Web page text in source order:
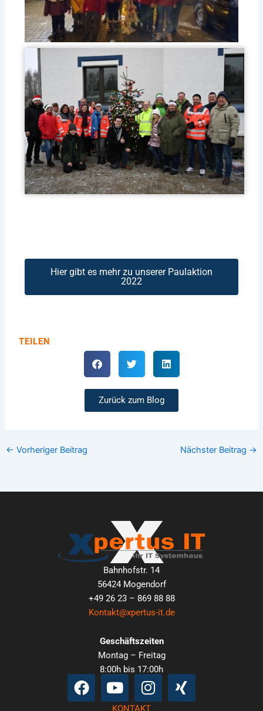
Hier gibt es mehr zu unserer Paulaktion
2022
TEILEN
Zurück zum Blog
← Vorheriger Beitrag Nächster Beitrag →
Bahnhofstr. 14
56424 Mogendorf
+49 26 23 – 869 88 88
Kontakt@xpertus-it.de
Geschäftszeiten
Montag – Freitag
8:00h bis 17:00h
Facebook
YoutubeInstagram
Xing
KONTAKT